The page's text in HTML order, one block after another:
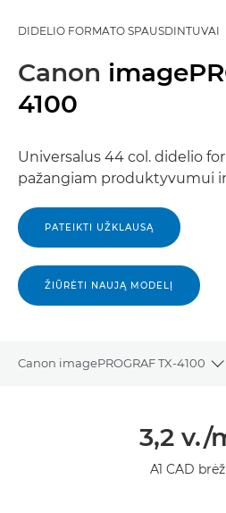
DIDELIO FORMATO SPAUSDINTUVAI
Canon
4100
Universalus 44 col. didelio
pažangiam produktyvumui
PATEIKTI UŽKLAUSĄ
ŽIŪRĖTI NAUJĄ MODELĮ
Canon imagePROGRAF TX-4100
3,2 v./
A1 CAD